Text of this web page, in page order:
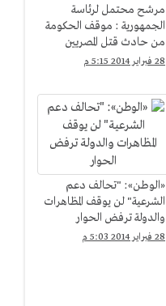
مرشح محتمل لرئاسة
الجمهورية : موقف الحكومة
من حادث قتل المصريين
بليبيا "مخزى"
28 فبراير 2014 5:15 م
«الوطن»: "تحالف دعم
الشرعية" لن يوقف المظاهرات
والدولة ترفض الحوار
28 فبراير 2014 5:03 م